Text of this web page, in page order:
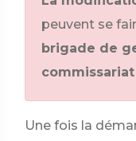
peuvent se
brigade de
Une fois la